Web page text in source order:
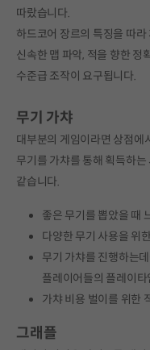
따랐습니다.
하드코어 장르의 특징을 따
신속한 맵 파악, 적을 향한 정
수준급 조작이 요구됩니다.
무기 가챠
대부분의 게임이라면 상점에
무기를 가챠를 통해 획득하
같습니다.
좋은 무기를 뽑았을 때
다양한 무기 사용을 위
무기 가챠를 진행하는
플레이어들의 플레이타
가챠 비용 벌이를 위한
그래플